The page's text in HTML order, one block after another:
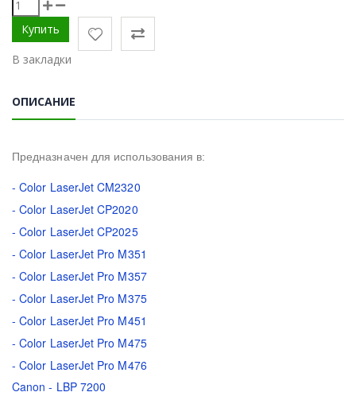
В закладки
ОПИСАНИЕ
Предназначен для использования в:
- Color LaserJet CM2320
- Color LaserJet CP2020
- Color LaserJet CP2025
- Color LaserJet Pro M351
- Color LaserJet Pro M357
- Color LaserJet Pro M375
- Color LaserJet Pro M451
- Color LaserJet Pro M475
- Color LaserJet Pro M476
Canon - LBP 7200